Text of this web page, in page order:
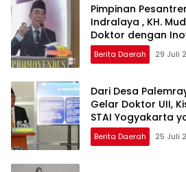
Pimpinan
Indralaya , KH.
Doktor dengan
Pembelajaran
Berita Daerah 29 Juli
Dari Desa
Gelar Doktor UII,
STAI Yogyakarta
Driver Taksi Online
Berita Daerah 25 Juli